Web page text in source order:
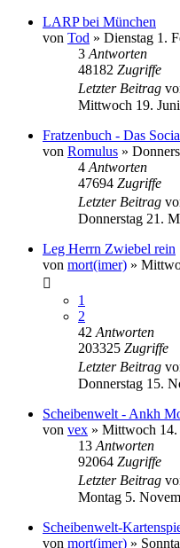
LARP bei München
von Tod » Dienstag 1.
3 Antworten
48182 Zugriffe
Letzter Beitrag
Mittwoch 19.
Fratzenbuch - Das
von Romulus »
4 Antworten
47694 Zugriffe
Letzter Beitrag
Donnerstag 21.
Leg Herrn Zwiebel rein
von mort(imer) »
1
2
42 Antworten
203325 Zugriffe
Letzter Beitrag
Donnerstag 15.
Scheibenwelt - Ankh
von vex » Mittwoch 14.
13 Antworten
92064 Zugriffe
Letzter Beitrag
Montag 5.
Scheibenwelt-
von mort(imer) »